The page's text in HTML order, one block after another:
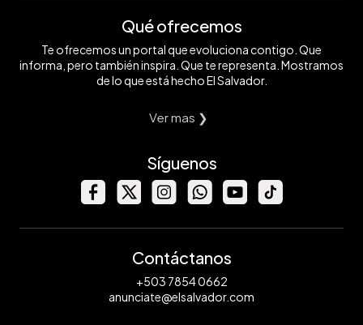
Qué ofrecemos
Te ofrecemos un portal que evoluciona contigo. Que
informa, pero también inspira. Que te representa. Mostramos
de lo que está hecho El Salvador.
Ver mas ❯
Síguenos
Contáctanos
+503 7854 0662
anunciate@elsalvador.com